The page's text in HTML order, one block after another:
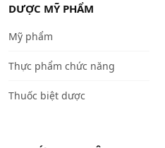
DƯỢC MỸ PHẨM
Mỹ phẩm
Thực phẩm chức năng
Thuốc biệt dược